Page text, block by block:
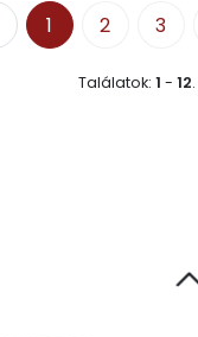
1 2 3
Találatok: 1 - 12.